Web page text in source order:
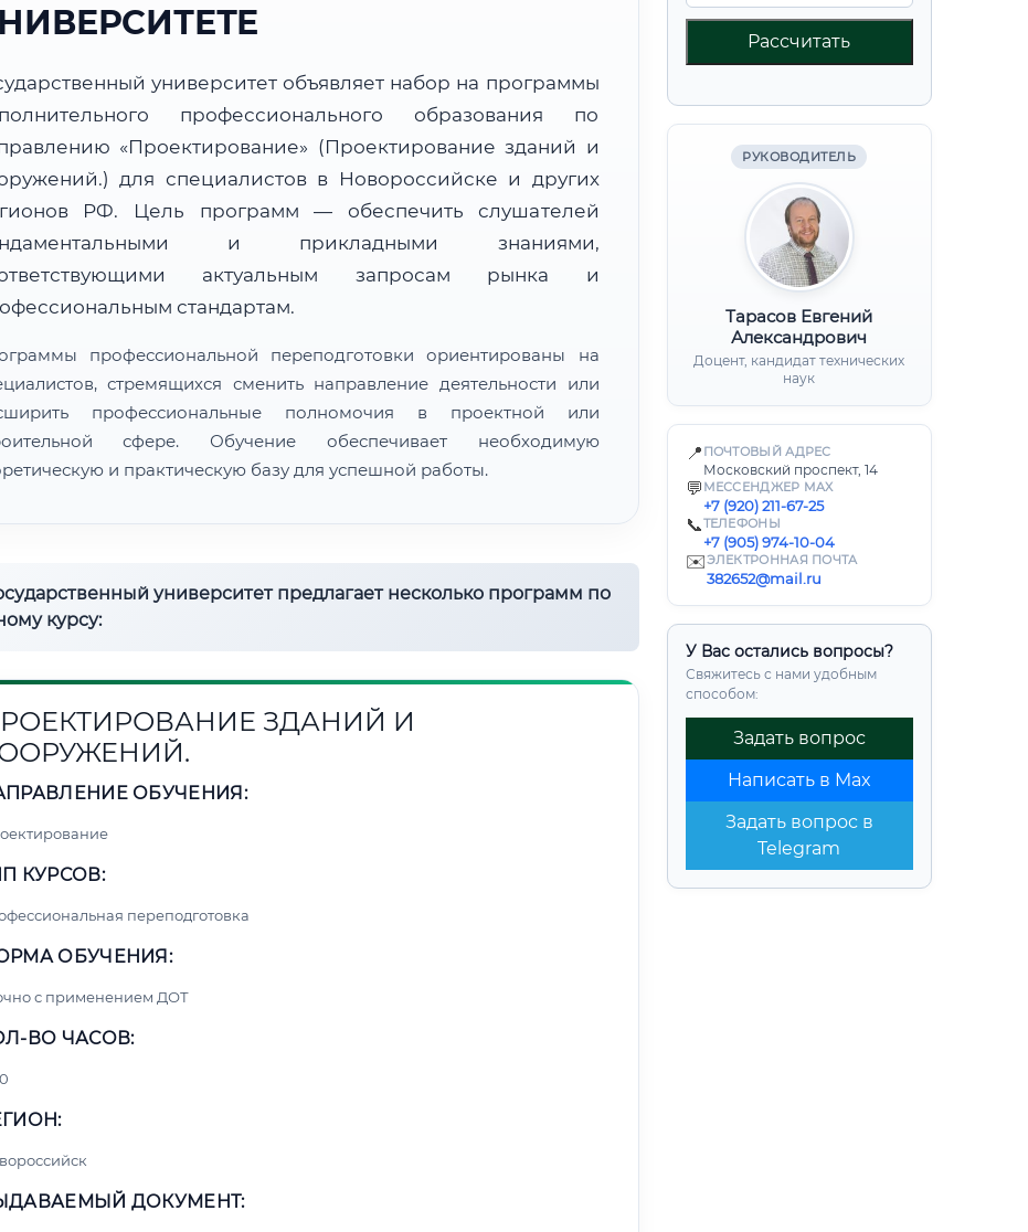
Рассчитать
РУКОВОДИТЕЛЬ
Тарасов Евгений
Александрович
Доцент, кандидат технических
наук
📍 ПОЧТОВЫЙ АДРЕС
Московский проспект, 14
💬 МЕССЕНДЖЕР MAX
+7 (920) 211-67-25
📞ТЕЛЕФОНЫ
+7 (905) 974-10-04
✉️ЭЛЕКТРОННАЯ ПОЧТА
382652@mail.ru
У Вас остались вопросы?
Свяжитесь с нами удобным
способом:
Задать вопрос
Написать в Max
Задать вопрос в
Telegram
университет объявляет набор на программы
профессионального образования по
«Проектирование» (Проектирование зданий и
для специалистов в Новороссийске и других
РФ. Цель программ — обеспечить слушателей
и прикладными знаниями,
актуальным запросам рынка и
стандартам.
профессиональной переподготовки ориентированы на
стремящихся сменить направление деятельности или
профессиональные полномочия в проектной или
сфере. Обучение обеспечивает необходимую
и практическую базу для успешной работы.
университет предлагает несколько программ по
курсу:
ЗДАНИЙ И
ОБУЧЕНИЯ:
КУРСОВ:
переподготовка
ОБУЧЕНИЯ:
с применением ДОТ
ВО ЧАСОВ:
ДОКУМЕНТ: